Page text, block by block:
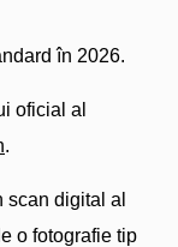
în 2026.
oficial al
.
scan digital al
o fotografie tip